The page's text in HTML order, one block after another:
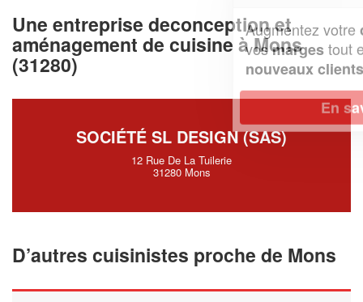
Une entreprise deconception et
aménagement de cuisine à Mons
(31280)
SOCIÉTÉ SL DESIGN (SAS)
12 Rue De La Tuilerie
31280 Mons
D’autres cuisinistes proche de Mons
Augmentez votrechiffre d'affaireset
vosmargestout en gagnant de